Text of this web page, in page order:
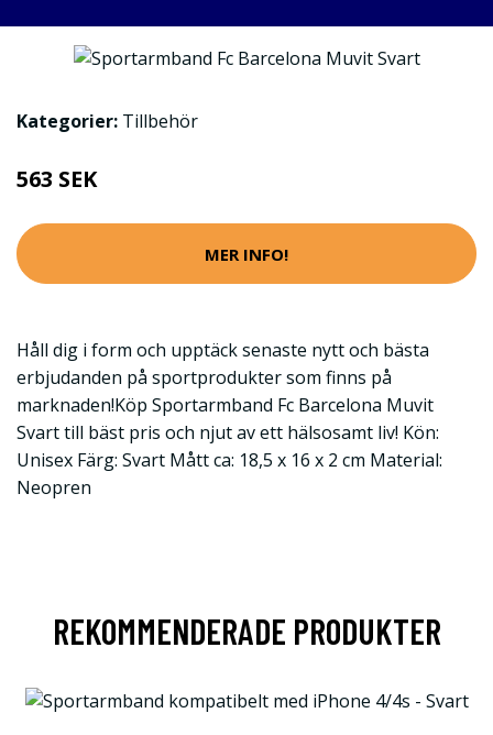
Kategorier: Tillbehör
563 SEK
MER INFO!
Håll dig i form och upptäck senaste nytt och bästa
erbjudanden på sportprodukter som finns på
marknaden!Köp Sportarmband Fc Barcelona Muvit
Svart till bäst pris och njut av ett hälsosamt liv! Kön:
Unisex Färg: Svart Mått ca: 18,5 x 16 x 2 cm Material:
Neopren
REKOMMENDERADE PRODUKTER